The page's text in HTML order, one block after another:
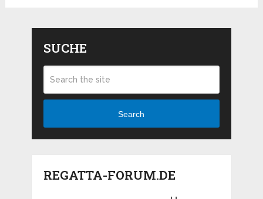
SUCHE
Search
REGATTA-FORUM.DE